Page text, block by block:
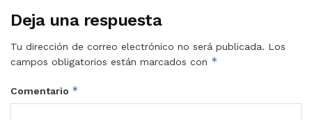
Deja una respuesta
Tu dirección de correo electrónico no será publicada. Los
campos obligatorios están marcados con *
Comentario *